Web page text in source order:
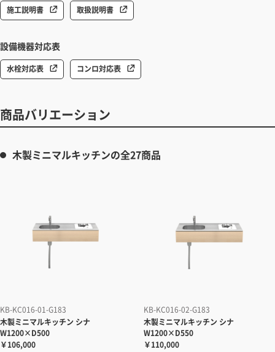
施工説明書 取扱説明書
設備機器対応表
水栓対応表 コンロ対応表
商品バリエーション
木製ミニマルキッチンの全27商品
KB-KC016-01-G183
木製ミニマルキッチン シナ
W1200×D500
￥106,000
KB-KC016-02-G183
木製ミニマルキッチン シナ
W1200×D550
￥110,000